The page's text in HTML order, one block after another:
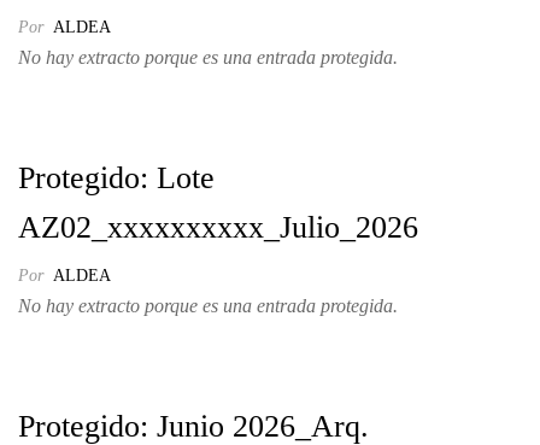
Por ALDEA
No hay extracto porque es una entrada protegida.
Protegido: Lote
AZ02_xxxxxxxxxx_Julio_2026
Por ALDEA
No hay extracto porque es una entrada protegida.
Protegido: Junio 2026_Arq.